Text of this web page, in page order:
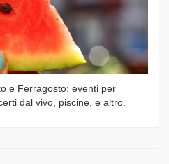
e Ferragosto: eventi per
dal vivo, piscine, e altro.